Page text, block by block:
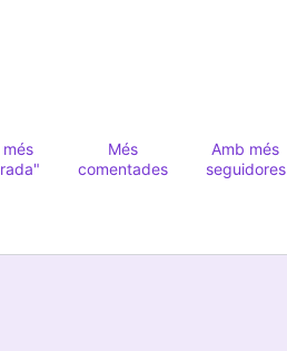
més
Més
comentades
Amb més
seguidores